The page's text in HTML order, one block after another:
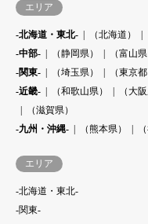
エリア
-北海道・東北- （北海道）
-中部-
（静岡県） （富山県
-関東-
（埼玉県） （東京都
-近畿-
（和歌山県） （大阪
（滋賀県）
-九州・沖縄-
（熊本県）
エリア
-北海道・東北-
-関東-